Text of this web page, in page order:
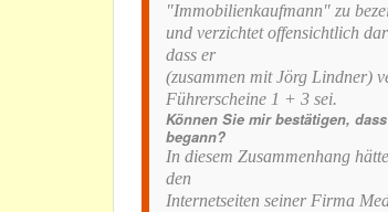
"Immobilienkaufmann" zu
und verzichtet offensichtlich
dass er
(zusammen mit Jörg Lindner)
Führerscheine 1 + 3 sei.
Können Sie mir bestätigen,
begann?
In diesem Zusammenhang
den
Internetseiten seiner Firma